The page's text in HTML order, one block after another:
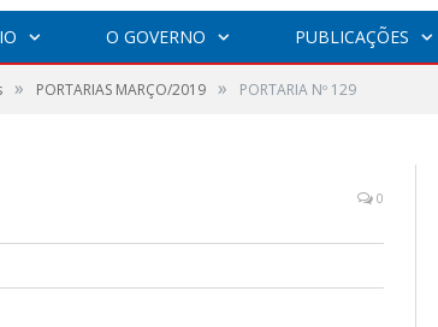
O GOVERNO PUBLICAÇÕES
» PORTARIAS MARÇO/2019 » PORTARIA Nº 129
0